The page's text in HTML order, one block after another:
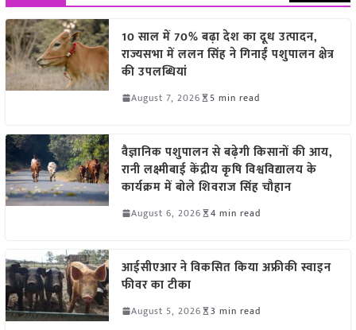
10 साल में 70% बढ़ा देश का दूध उत्पादन,
राज्यसभा में ललन सिंह ने गिनाईं पशुपालन क्षेत्र
की उपलब्धियां
August 7, 2026 5 min read
वैज्ञानिक पशुपालन से बढ़ेगी किसानों की आय,
रानी लक्ष्मीबाई केंद्रीय कृषि विश्वविद्यालय के
कार्यक्रम में बोले शिवराज सिंह चौहान
August 6, 2026 4 min read
आईसीएआर ने विकसित किया अफ्रीकी स्वाइन
फीवर का टीका
August 5, 2026 3 min read